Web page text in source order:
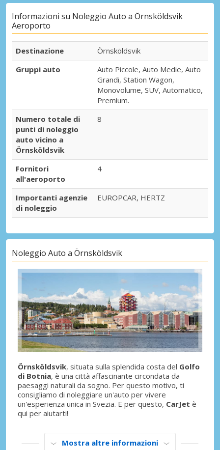
Informazioni su Noleggio Auto a Örnsköldsvik
Aeroporto
Destinazione
Örnsköldsvik
Gruppi auto
Auto Piccole, Auto Medie, Auto
Grandi, Station Wagon,
Monovolume, SUV, Automatico,
Premium.
Numero totale di
punti di noleggio
auto vicino a
Örnsköldsvik
8
Fornitori
all'aeroporto
4
Importanti agenzie
di noleggio
EUROPCAR, HERTZ
Noleggio Auto a Örnsköldsvik
Örnsköldsvik, situata sulla splendida costa del Golfo
di Botnia, è una città affascinante circondata da
paesaggi naturali da sogno. Per questo motivo, ti
consigliamo di noleggiare un'auto per vivere
un'esperienza unica in Svezia. E per questo, CarJet è
qui per aiutarti!
Mostra altre informazioni